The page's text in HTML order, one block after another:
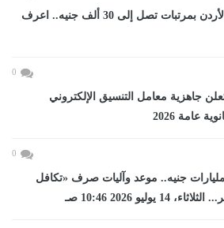
فرص عمل فى الأردن بمرتبات تصل إلى 30 ألف جنيه.. اعرف
0
جاهزية معامل التنسيق الإلكتروني
عامة 2026
0
بميزانية تفوق 4 مليارات جنيه.. موعد وآليات صرف «تكافل
2026 10:46 صـ